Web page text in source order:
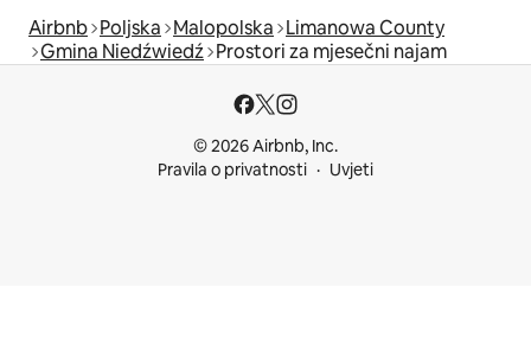
Airbnb Poljska Malopolska Limanowa County
Gmina Niedźwiedź Prostori za mjesečni najam
© 2026 Airbnb, Inc.
Pravila o privatnosti
Uvjeti